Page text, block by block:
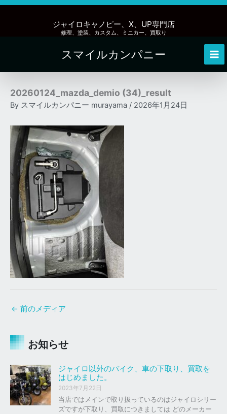
内
ッ
ジャイロキャノピー、X、UP専門店
修理、塗装、カスタム、ミニカー、買取り
スマイルカンパニー
20260124_mazda_demio (34)_result
By スマイルカンパニー murayama / 2026年1月24日
← 前のメディア
お知らせ
ジャイロ以外のバイク、車の下取り、買取を
はじめました。
2023年7月22日
当店ではメインで取り扱っているのはジャイロシリー
ズですが下取り、買取につきましては どのメーカー